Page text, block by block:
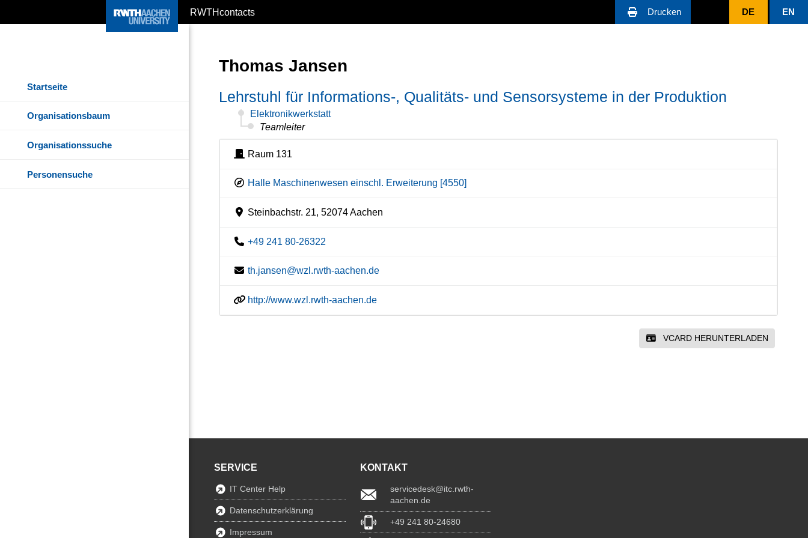
RWTHcontacts Drucken DE EN
Startseite
Organisationsbaum
Organisationssuche
Personensuche
Thomas Jansen
Lehrstuhl für Informations-, Qualitäts- und Sensorsysteme in der Produktion
Elektronikwerkstatt
Teamleiter
Raum 131
Halle Maschinenwesen einschl. Erweiterung [4550]
Steinbachstr. 21, 52074 Aachen
+49 241 80-26322
th.jansen@wzl.rwth-aachen.de
http://www.wzl.rwth-aachen.de
VCARD HERUNTERLADEN
SERVICE
IT Center Help
Datenschutzerklärung
Impressum
KONTAKT
servicedesk@itc.rwth-
aachen.de
+49 241 80-24680